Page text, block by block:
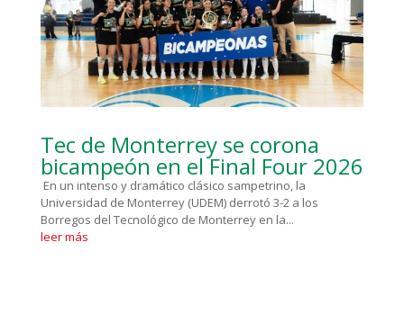
Tec de Monterrey se corona
bicampeón en el Final Four 2026
En un intenso y dramático clásico sampetrino, la
Universidad de Monterrey (UDEM) derrotó 3-2 a los
Borregos del Tecnológico de Monterrey en la...
leer más